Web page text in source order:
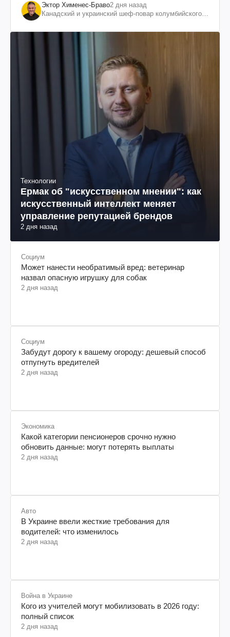
Эктор Хименес-Браво2 дня назад
Канадский и украинский шеф-повар колумбийского
Технологии
Ермак об "искусственном мнении": как
искусственный интеллект меняет
управление репутацией брендов
2 дня назад
Социум
Может нанести необратимый вред: ветеринар
назвал опасную игрушку для собак
2 дня назад
Социум
Забудут дорогу к вашему огороду: дешевый способ
отпугнуть вредителей
2 дня назад
Экономика
Какой категории пенсионеров срочно нужно
обновить данные: могут потерять выплаты
2 дня назад
Авто
В Украине ввели жесткие требования для
водителей: что изменилось
2 дня назад
Война в Украине
Кого из учителей могут мобилизовать в 2026 году:
полный список
2 дня назад